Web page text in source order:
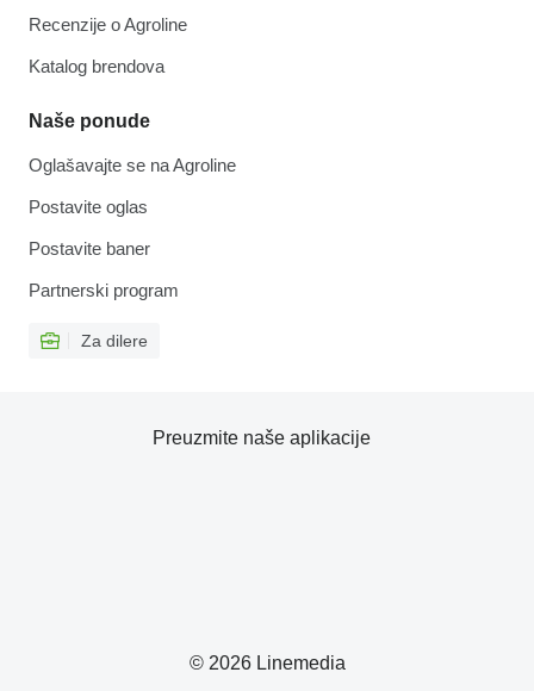
Recenzije o Agroline
Katalog brendova
Naše ponude
Oglašavajte se na Agroline
Postavite oglas
Postavite baner
Partnerski program
Za dilere
© 2026 Linemedia
Preuzmite naše aplikacije